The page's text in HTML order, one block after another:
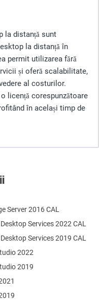
la distanță sunt
la distanță în
permit utilizarea fără
și oferă scalabilitate,
al costurilor.
licență corespunzătoare
în același timp de
Services 2022 CAL
Services 2019 CAL
Server 2016 CAL
2022
2019